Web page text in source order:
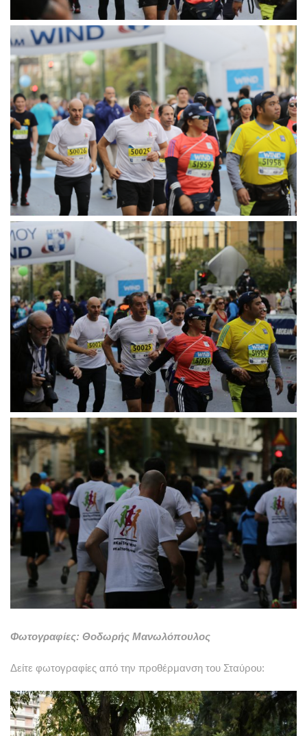
Φωτογραφίες: Θοδωρής Μανωλόπουλος
Δείτε φωτογραφίες από την προθέρμανση του Σταύρου: